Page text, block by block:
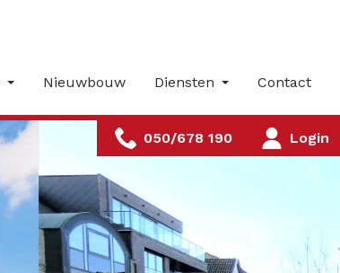
Nieuwbouw Diensten Contact
050/678 190 Login